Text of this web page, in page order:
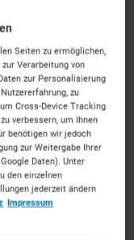
Seiten zu ermöglichen,
Verarbeitung von
zur Personalisierung
zu
Cross-Device Tracking
verbessern, um Ihnen
benötigen wir jedoch
zur Weitergabe Ihrer
Daten). Unter
den einzelnen
jederzeit ändern
Impressum